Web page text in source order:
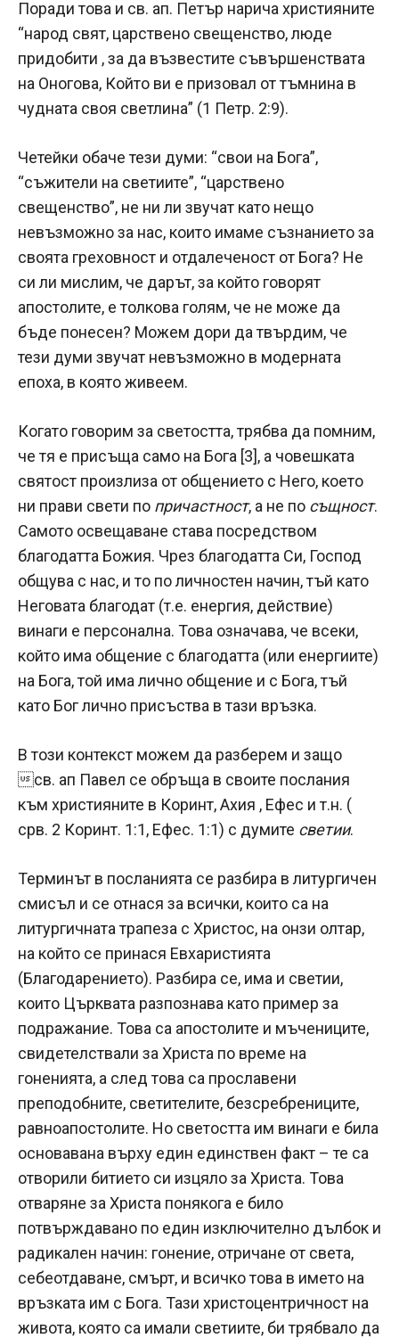
Поради това и св. ап. Петър нарича християните
“народ свят, царствено свещенство, люде
придобити , за да възвестите съвършенствата
на Оногова, Който ви е призовал от тъмнина в
чудната своя светлина” (1 Петр. 2:9).
Четейки обаче тези думи: “свои на Бога”,
“съжители на светиите”, “царствено
свещенство”, не ни ли звучат като нещо
невъзможно за нас, които имаме съзнанието за
своята греховност и отдалеченост от Бога? Не
си ли мислим, че дарът, за който говорят
апостолите, е толкова голям, че не може да
бъде понесен? Можем дори да твърдим, че
тези думи звучат невъзможно в модерната
епоха, в която живеем.
Когато говорим за светостта, трябва да помним,
че тя е присъща само на Бога [3], а човешката
святост произлиза от общението с Него, което
ни прави свети по причастност, а не по същност.
Самото освещаване става посредством
благодатта Божия. Чрез благодатта Си, Господ
общува с нас, и то по личностен начин, тъй като
Неговата благодат (т.е. енергия, действие)
винаги е персонална. Това означава, че всеки,
който има общение с благодатта (или енергиите)
на Бога, той има лично общение и с Бога, тъй
като Бог лично присъства в тази връзка.
В този контекст можем да разберем и защо
св. ап Павел се обръща в своите послания
към християните в Коринт, Ахия , Ефес и т.н. (
срв. 2 Коринт. 1:1, Ефес. 1:1) с думите светии.
Терминът в посланията се разбира в литургичен
смисъл и се отнася за всички, които са на
литургичната трапеза с Христос, на онзи олтар,
на който се принася Евхаристията
(Благодарението). Разбира се, има и светии,
които Църквата разпознава като пример за
подражание. Това са апостолите и мъчениците,
свидетелствали за Христа по време на
гоненията, а след това са прославени
преподобните, светителите, безсребрениците,
равноапостолите. Но светостта им винаги е била
основавана върху един единствен факт – те са
отворили битието си изцяло за Христа. Това
отваряне за Христа понякога е било
потвърждавано по един изключително дълбок и
радикален начин: гонение, отричане от света,
себеотдаване, смърт, и всичко това в името на
връзката им с Бога. Тази христоцентричност на
живота, която са имали светиите, би трябвало да